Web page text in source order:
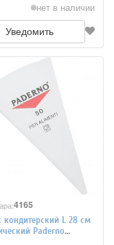
нет в наличии
Уведомить
4165
L 28 см
Paderno